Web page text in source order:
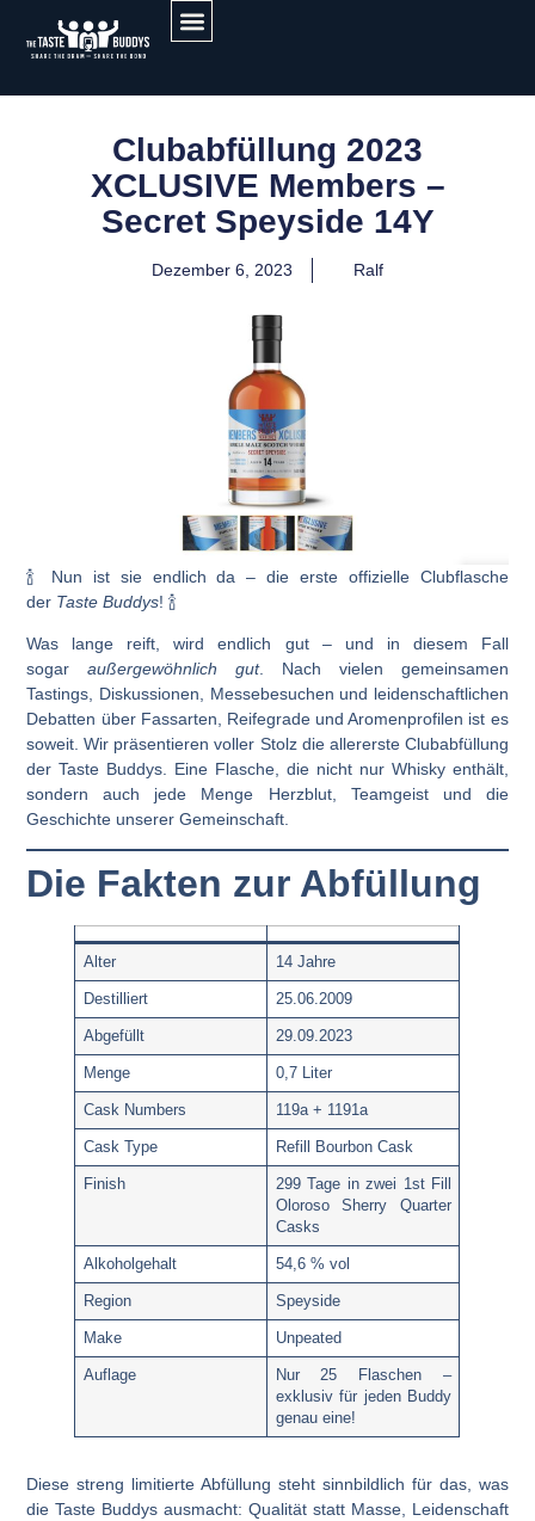
Clubabfüllung 2023
XCLUSIVE Members –
Secret Speyside 14Y
Dezember 6, 2023 Ralf
🍾 Nun ist sie endlich da – die erste offizielle Clubflasche
der Taste Buddys! 🍾
Was lange reift, wird endlich gut – und in diesem Fall
sogaraußergewöhnlich gut. Nach vielen gemeinsamen
Tastings, Diskussionen, Messebesuchen und leidenschaftlichen
Debatten über Fassarten, Reifegrade und Aromenprofilen ist es
soweit. Wir präsentieren voller Stolz die allererste Clubabfüllung
der Taste Buddys. Eine Flasche, die nicht nur Whisky enthält,
sondern auch jede Menge Herzblut, Teamgeist und die
Geschichte unserer Gemeinschaft.
Die Fakten zur Abfüllung
Alter 14 Jahre
Destilliert 25.06.2009
Abgefüllt 29.09.2023
Menge 0,7 Liter
Cask Numbers 119a + 1191a
Cask Type Refill Bourbon Cask
Finish
299 Tage in zwei 1st Fill
Oloroso Sherry Quarter
Casks
Alkoholgehalt 54,6 % vol
Region Speyside
Make Unpeated
Auflage
Nur 25 Flaschen –
exklusiv für jeden Buddy
genau eine!
Diese streng limitierte Abfüllung steht sinnbildlich für das, was
die Taste Buddys ausmacht: Qualität statt Masse, Leidenschaft